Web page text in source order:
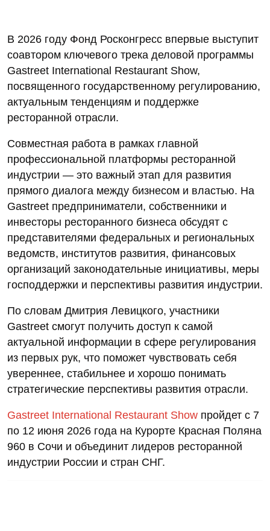
В 2026 году Фонд Росконгресс впервые выступит
соавтором ключевого трека деловой программы
Gastreet International Restaurant Show,
посвященного государственному регулированию,
актуальным тенденциям и поддержке
ресторанной отрасли.
Совместная работа в рамках главной
профессиональной платформы ресторанной
индустрии — это важный этап для развития
прямого диалога между бизнесом и властью. На
Gastreet предприниматели, собственники и
инвесторы ресторанного бизнеса обсудят с
представителями федеральных и региональных
ведомств, институтов развития, финансовых
организаций законодательные инициативы, меры
господдержки и перспективы развития индустрии.
По словам Дмитрия Левицкого, участники
Gastreet смогут получить доступ к самой
актуальной информации в сфере регулирования
из первых рук, что поможет чувствовать себя
увереннее, стабильнее и хорошо понимать
стратегические перспективы развития отрасли.
Gastreet International Restaurant Show пройдет с 7
по 12 июня 2026 года на Курорте Красная Поляна
960 в Сочи и объединит лидеров ресторанной
индустрии России и стран СНГ.